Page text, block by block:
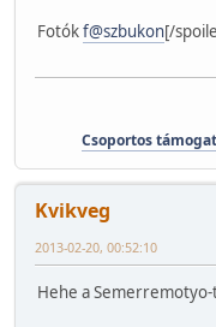
Fotókf@szbukon[/
Csoportos
Kvikveg
2013-02-20, 00:52:10
Hehe a